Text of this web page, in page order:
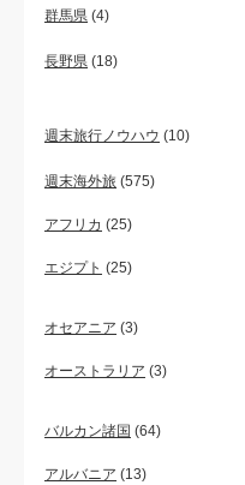
群馬県 (4)
長野県 (18)
週末旅行ノウハウ (10)
週末海外旅 (575)
アフリカ (25)
エジプト (25)
オセアニア (3)
オーストラリア (3)
バルカン諸国 (64)
アルバニア (13)